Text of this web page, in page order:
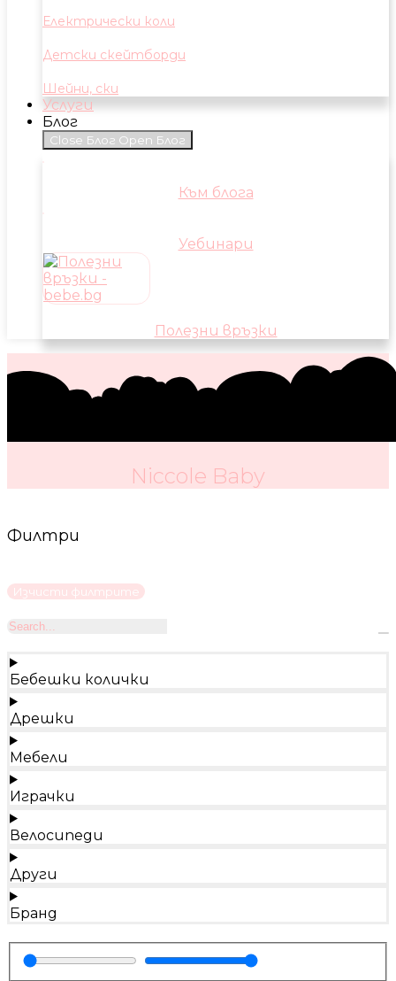
Електрически коли
Детски скейтборди
Шейни, ски
Услуги
Блог
Close Блог Open Блог
Към блога
Уебинари
Полезни връзки
Niccole Baby
Филтри
Изчисти филтрите
Бебешки колички
Дрешки
Мебели
Играчки
Велосипеди
Други
Бранд